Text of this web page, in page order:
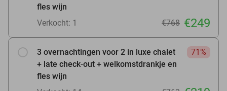
fles wijn
Verkocht: 1 €768 €249
3 overnachtingen voor 2 in luxe chalet
+ late check-out + welkomstdrankje en
fles wijn
71%